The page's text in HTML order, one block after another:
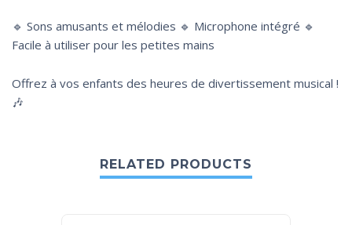
🔹 Sons amusants et mélodies 🔹 Microphone intégré 🔹
Facile à utiliser pour les petites mains
Offrez à vos enfants des heures de divertissement musical !
🎶
RELATED PRODUCTS